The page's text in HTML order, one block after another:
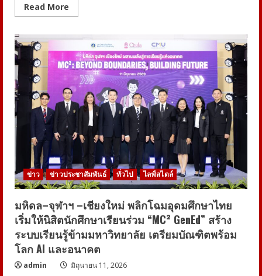
Read More
more
ผนึก
ภาค
ส่วน
เปิด
เวที
Active
Living
Forum
2026
ประเทศ
ไทย
คทีฟ
ข่าว ข่าวประชาสัมพันธ์ ทั่วไป ไลฟ์สไตล์
มหิดล–จุฬาฯ –เชียงใหม่ พลิกโฉมอุดมศึกษาไทย
เริ่มให้นิสิตนักศึกษาเรียนร่วม “MC² GenEd” สร้าง
ระบบเรียนรู้ข้ามมหาวิทยาลัย เตรียมบัณฑิตพร้อม
โลก AI และอนาคต
admin มิถุนายน 11, 2026